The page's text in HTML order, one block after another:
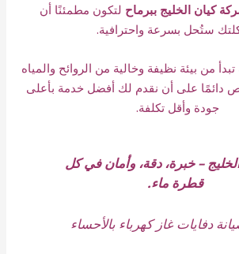
كيان الخليج ببرماح لتكون مطمئنًا أن
ستُحل بسرعة واحترافية.
من بيئة نظيفة وخالية من الروائح والمياه
دائمًا على أن نقدم لك أفضل خدمة بأعلى
جودة وأقل تكلفة.
– خبرة، دقة، وأمان في كل
قطرة ماء.
دفايات غاز كهرباء بالأحساء